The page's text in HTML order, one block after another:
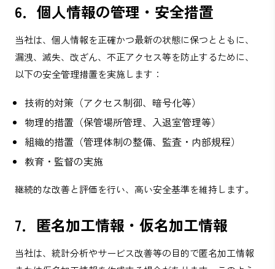
6．個人情報の管理・安全措置
当社は、個人情報を正確かつ最新の状態に保つとともに、
漏洩、滅失、改ざん、不正アクセス等を防止するために、
以下の安全管理措置を実施します：
技術的対策（アクセス制御、暗号化等）
物理的措置（保管場所管理、入退室管理等）
組織的措置（管理体制の整備、監査・内部規程）
教育・監督の実施
継続的な改善と評価を行い、高い安全基準を維持します。
7．匿名加工情報・仮名加工情報
当社は、統計分析やサービス改善等の目的で匿名加工情報